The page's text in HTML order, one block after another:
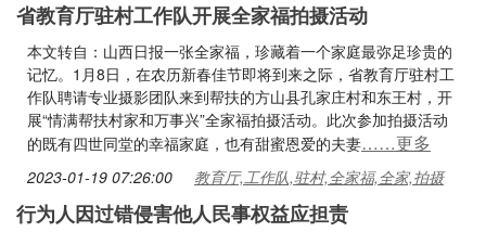
省教育厅驻村工作队开展全家福拍摄活动
本文转自：山西日报一张全家福，珍藏着一个家庭最弥足珍贵的
记忆。1月8日，在农历新春佳节即将到来之际，省教育厅驻村工
作队聘请专业摄影团队来到帮扶的方山县孔家庄村和东王村，开
展“情满帮扶村家和万事兴”全家福拍摄活动。此次参加拍摄活动
的既有四世同堂的幸福家庭，也有甜蜜恩爱的夫妻……更多
2023-01-19 07:26:00 教育厅,工作队,驻村,全家福,全家,拍摄
行为人因过错侵害他人民事权益应担责